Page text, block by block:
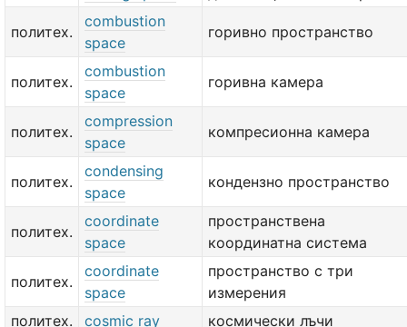
политех.
combustion
space
горивно пространство
политех.
combustion
space
горивна камера
политех.
compression
space
компресионна камера
политех.
condensing
space
кондензно пространство
политех.
coordinate
space
пространствена
координатна система
политех.
coordinate
space
пространство с три
измерения
политех.
cosmic ray космически лъчи